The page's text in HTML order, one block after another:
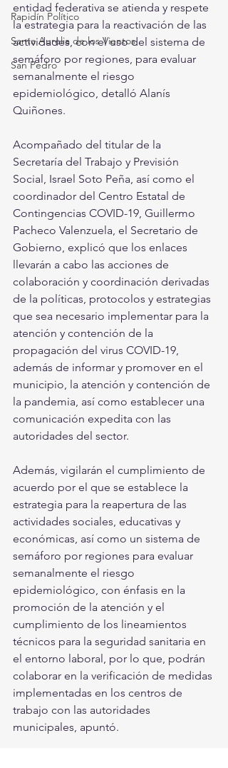
Rapidín Político
Santa Aurelia de los Vientos
San Pedro
entidad federativa se atienda y respete
la estrategia para la reactivación de las
actividades, con el uso del sistema de
semáforo por regiones, para evaluar
semanalmente el riesgo
epidemiológico, detalló Alanís
Quiñones.
Acompañado del titular de la
Secretaría del Trabajo y Previsión
Social, Israel Soto Peña, así como el
coordinador del Centro Estatal de
Contingencias COVID-19, Guillermo
Pacheco Valenzuela, el Secretario de
Gobierno, explicó que los enlaces
llevarán a cabo las acciones de
colaboración y coordinación derivadas
de la políticas, protocolos y estrategias
que sea necesario implementar para la
atención y contención de la
propagación del virus COVID-19,
además de informar y promover en el
municipio, la atención y contención de
la pandemia, así como establecer una
comunicación expedita con las
autoridades del sector.
Además, vigilarán el cumplimiento de
acuerdo por el que se establece la
estrategia para la reapertura de las
actividades sociales, educativas y
económicas, así como un sistema de
semáforo por regiones para evaluar
semanalmente el riesgo
epidemiológico, con énfasis en la
promoción de la atención y el
cumplimiento de los lineamientos
técnicos para la seguridad sanitaria en
el entorno laboral, por lo que, podrán
colaborar en la verificación de medidas
implementadas en los centros de
trabajo con las autoridades
municipales, apuntó.